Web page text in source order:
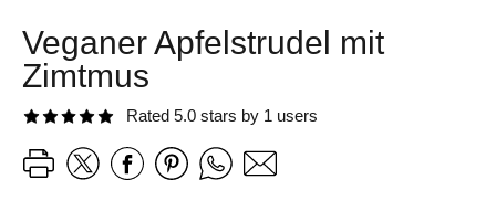
Veganer Apfelstrudel mit
Zimtmus
Rated 5.0 stars by 1 users